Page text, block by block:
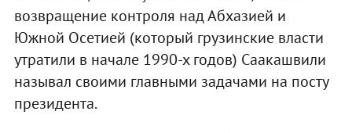
возвращение контроля над Абхазией и
Южной Осетией (который грузинские власти
утратили в начале 1990-х годов) Саакашвили
называл своими главными задачами на посту
президента.